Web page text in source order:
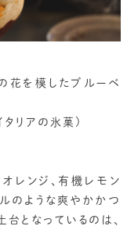
花を模したブルーベ
タリアの氷菓)
レンジ、有機レモン
のような爽やかかつ
となっているのは、